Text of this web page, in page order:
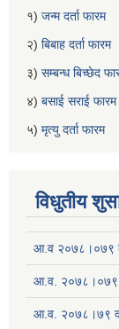
१) जन्म दर्ता फारम
२) बिबाह दर्ता फारम
३) सम्बन्ध बिच्छेद
४) बसाई सराई फारम
५) मृत्यु दर्ता फारम
विधुतीय
आ.व २०७८।०७९
आ.व. २०७८।०७९
आ.व. २०७८।७९